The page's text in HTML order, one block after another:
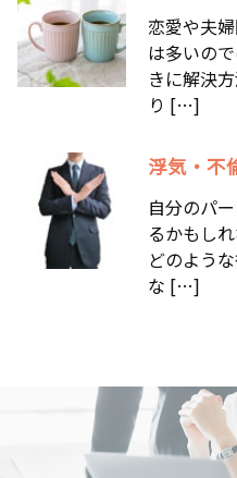
恋愛や夫
は多いの
きに解決
り […]
浮気・不
自分のパ
るかもし
どのよう
な […]